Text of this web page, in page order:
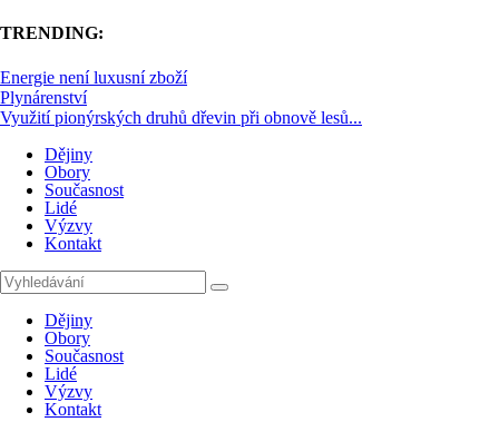
TRENDING:
Energie není luxusní zboží
Plynárenství
Využití pionýrských druhů dřevin při obnově lesů...
Dějiny
Obory
Současnost
Lidé
Výzvy
Kontakt
Dějiny
Obory
Současnost
Lidé
Výzvy
Kontakt